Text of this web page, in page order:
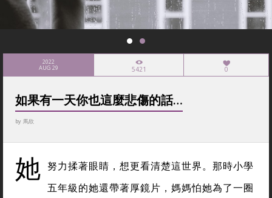
2022
AUG 29 5421 0
如果有一天你也這麼悲傷的話…
by 馬欣
她 努力揉著眼睛，想更看清楚這世界。那時小學
五年級的她還帶著厚鏡片，媽媽怕她為了一圈